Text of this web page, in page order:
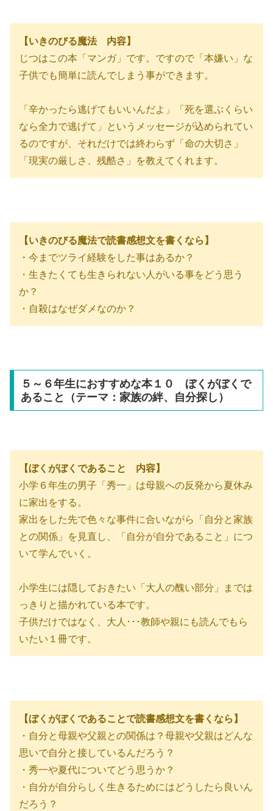
【いきのびる魔法 内容】
じつはこの本「マンガ」です。ですので「本嫌い」な
子供でも簡単に読んでしまう事ができます。
「辛かったら逃げてもいいんだよ」「死を選ぶくらい
なら全力で逃げて」というメッセージが込められてい
るのですが、それだけでは終わらず「命の大切さ」
「現実の厳しさ、残酷さ」を教えてくれます。
【いきのびる魔法で読書感想文を書くなら】
・今までツライ経験をした事はあるか？
・生きたくても生きられない人がいる事をどう思う
か？
・自殺はなぜダメなのか？
５～６年生におすすめな本１０ ぼくがぼくで
あること（テーマ：家族の絆、自分探し）
【ぼくがぼくであること 内容】
小学６年生の男子「秀一」は母親への反発から夏休み
に家出をする。
家出をした先で色々な事件に合いながら「自分と家族
との関係」を見直し、「自分が自分であること」につ
いて学んでいく。
小学生には隠しておきたい「大人の醜い部分」までは
っきりと描かれている本です。
子供だけではなく、大人･･･教師や親にも読んでもら
いたい１冊です。
【ぼくがぼくであることで読書感想文を書くなら】
・自分と母親や父親との関係は？母親や父親はどんな
思いで自分と接しているんだろう？
・秀一や夏代についてどう思うか？
・自分が自分らしく生きるためにはどうしたら良いん
だろう？